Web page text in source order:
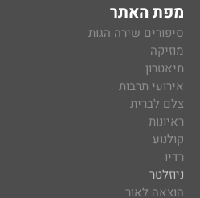
מפת האתר
סיפורים שירה הגות
מוזיקה
תיאטרון
אירועי תרבות
צלם לברית
ראיונות
קולנוע
רדיו
ניוזלטר
הוצאה לאור